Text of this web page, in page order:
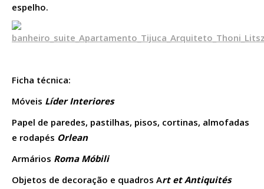
espelho.
Ficha técnica:
Móveis Líder Interiores
Papel de paredes, pastilhas, pisos, cortinas, almofadas
e rodapés Orlean
Armários Roma Móbili
Objetos de decoração e quadros Art et Antiquités